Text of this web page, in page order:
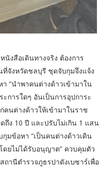
งสือเดินทางจริง ต้องการ
ที่จังหวัดชลบุรี ชุดจับกุมจึงแจ้ง
“นำพาคนต่างด้าวเข้ามาใน
การใดๆ อันเป็นการอุปการะ
คนต่างด้าวให้เข้ามาในราช
ถึง 10 ปี และปรับไม่เกิน 1 แสน
มข้อหา “เป็นคนต่างด้าวเดิน
ยไม่ได้รับอนุญาต” ควบคุมตัว
านีตำรวจภูธรปาดังเบซาร์เพื่อ